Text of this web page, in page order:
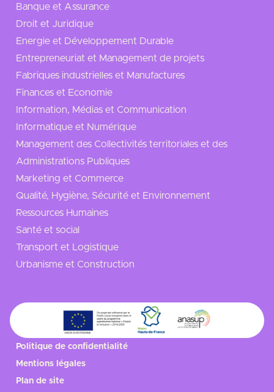
Banque et Assurance
Droit et Juridique
Energie et Développement Durable
Entrepreneuriat et Management de projets
Fabriques industrielles et Manufactures
Finances et Economie
Information, Médias et Communication
Informatique et Numérique
Management des Collectivités territoriales et des
Administrations Publiques
Marketing et Commerce
Qualité, Hygiène, Sécurité et Environnement
Ressources Humaines
Santé et social
Transport et Logistique
Urbanisme et Construction
Politique de confidentialité
Mentions légales
Plan de site